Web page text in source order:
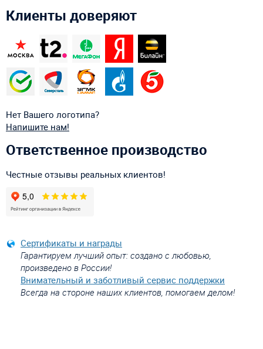
Клиенты доверяют
Нет Вашего логотипа?
Напишите нам!
Ответственное производство
Честные отзывы реальных клиентов!
Сертификаты и награды
Гарантируем лучший опыт: создано с любовью,
произведено в России!
Внимательный и заботливый сервис поддержки
Всегда на стороне наших клиентов, помогаем делом!